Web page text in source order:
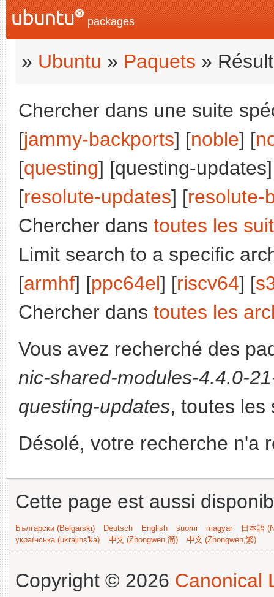
packages
» Ubuntu » Paquets »
Chercher dans une suite
[jammy-backports] [noble] [
[questing] [questing-
[resolute-updates] [resolute-
Chercher dans toutes les
Limit search to a specific
[armhf] [ppc64el] [riscv64] [
Chercher dans toutes les
Vous avez recherché des
nic-shared-modules-4.4.0-
questing-updates, toutes
Désolé, votre recherche n'a
Cette page est aussi
Български (Bəlgarski) Deutsch English suomi magyar
日本語
українська (ukrajins'ka)
中文 (Zhongwen,简) 中文 (Zhongwen,繁)
Copyright © 2026 Canonical